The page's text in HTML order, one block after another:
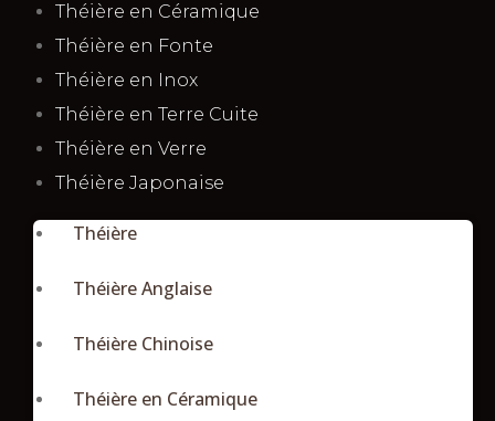
Théière en Céramique
Théière en Fonte
Théière en Inox
Théière en Terre Cuite
Théière en Verre
Théière Japonaise
Théière
Théière Anglaise
Théière Chinoise
Théière en Céramique